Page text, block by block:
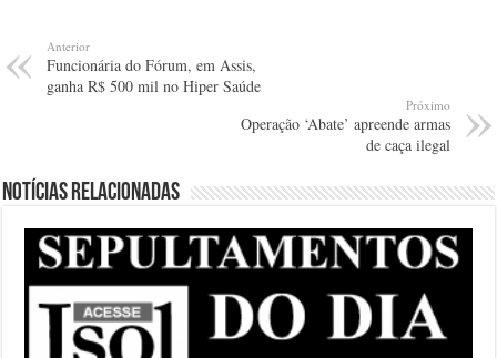
Anterior
Funcionária do Fórum, em Assis,
ganha R$ 500 mil no Hiper Saúde
Próximo
Operação ‘Abate’ apreende armas
de caça ilegal
Notícias relacionadas